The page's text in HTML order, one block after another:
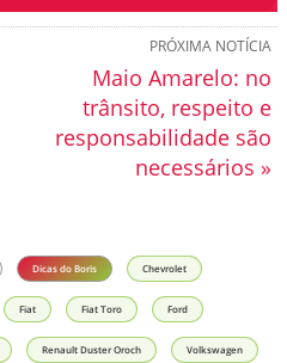
PRÓXIMA NOTÍCIA
Maio Amarelo: no
trânsito, respeito e
responsabilidade são
necessários »
Dicas do Boris Chevrolet
Fiat Fiat Toro Ford
Renault Duster Oroch Volkswagen